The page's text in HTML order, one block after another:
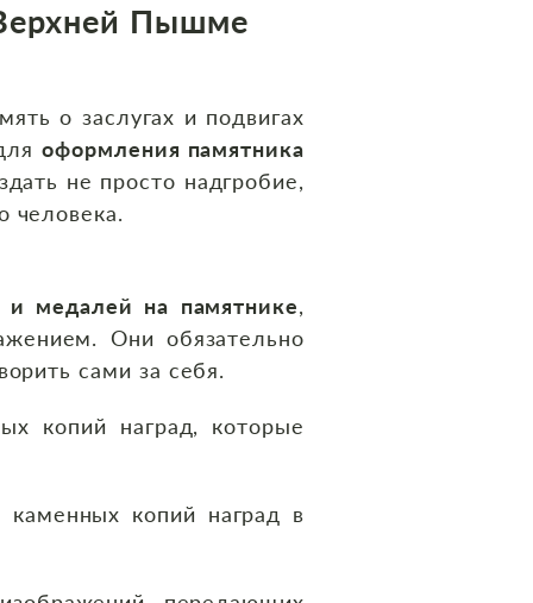
Пышме
о заслугах и подвигах
оформления памятника
не просто надгробие,
человека.
и медалей на памятнике,
Они обязательно
сами за себя.
копий наград, которые
каменных копий наград в